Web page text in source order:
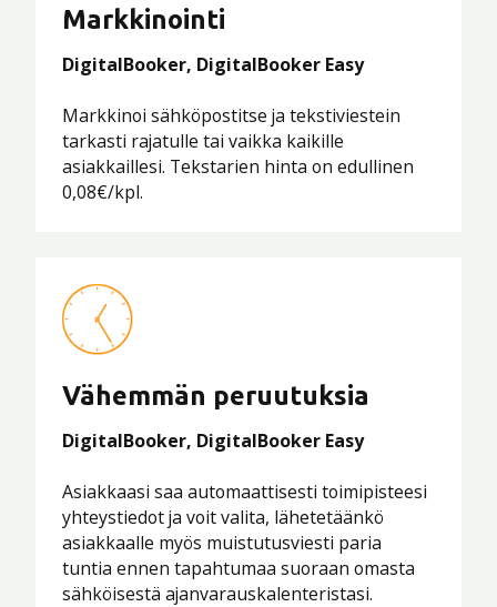
Markkinointi
DigitalBooker, DigitalBooker Easy
Markkinoi sähköpostitse ja tekstiviestein
tarkasti rajatulle tai vaikka kaikille
asiakkaillesi. Tekstarien hinta on edullinen
0,08€/kpl.
Vähemmän peruutuksia
DigitalBooker, DigitalBooker Easy
Asiakkaasi saa automaattisesti toimipisteesi
yhteystiedot ja voit valita, lähetetäänkö
asiakkaalle myös muistutusviesti paria
tuntia ennen tapahtumaa suoraan omasta
sähköisestä ajanvarauskalenteristasi.